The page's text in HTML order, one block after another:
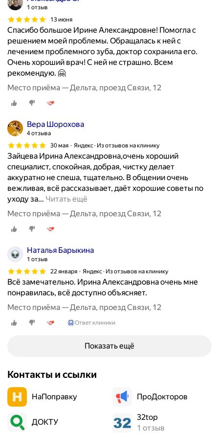
б
н
а
д
в
а
з
у
б
2
6
и
ю
л
я
2
0
3
.
л
м
б
и
р
в
п
о
л
1 отзыв
13 июня
Спасибо большое Ирине Александровне! Помогла с
решением моей проблемы. Обращалась к ней с
лечением проблемного зуба, доктор сохранила его.
Очень хороший врач! С ней не страшно. Всем
рекомендую. 🤗
Место приёма — Дельта, проезд Связи, 12
Вера Шорохова
4 отзыва
30 мая
Яндекс · Из отзывов на клинику
Зайцева Ирина Александровна,очень хороший
специалист, спокойная, добрая, чистку делает
аккуратно не спеша, тщательно. В общении очень
вежливая, всё рассказывает, даёт хорошие советы по
уходу за… Читать ещё
Место приёма — Дельта, проезд Связи, 12
Наталья Барыкина
1 отзыв
22 января
Яндекс · Из отзывов на клинику
Всё замечательно. Ирина Александровна очень мне
понравилась, всё доступно объясняет.
Место приёма — Дельта, проезд Связи, 12
Ответ клиники
Показать ещё
Контакты и ссылки
НаПоправку ПроДокторов
ДОКТУ
32top
1 отзыв